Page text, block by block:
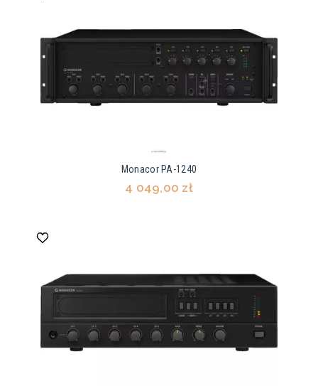
Monacor PA-1240
4 049,00 zł